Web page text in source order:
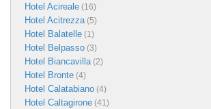
Hotel Acireale (16)
Hotel Acitrezza(5)
Hotel Balatelle (1)
Hotel Belpasso (3)
Hotel Biancavilla(2)
Hotel Bronte (4)
Hotel Calatabiano (4)
Hotel Caltagirone (41)